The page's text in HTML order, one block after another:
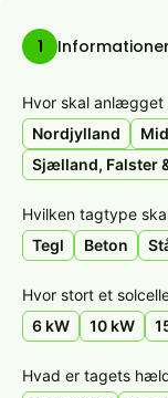
1 Informationer
Hvor skal anlægget
Nordjylland
Sjælland, Falster
Hvilken tagtype
Tegl
Beton
Hvor stort et
6 kW
10 kW
Hvad er tagets